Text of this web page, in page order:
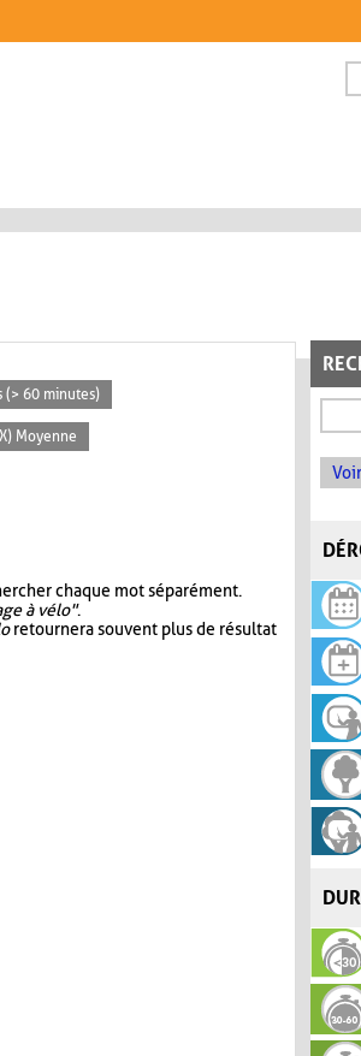
(> 60 minutes)
Moyenne
chaque mot séparément.
à vélo".
retournera souvent plus de résultat